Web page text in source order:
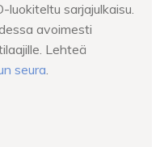
luokiteltu sarjajulkaisu.
avoimesti
Lehteä
seura.